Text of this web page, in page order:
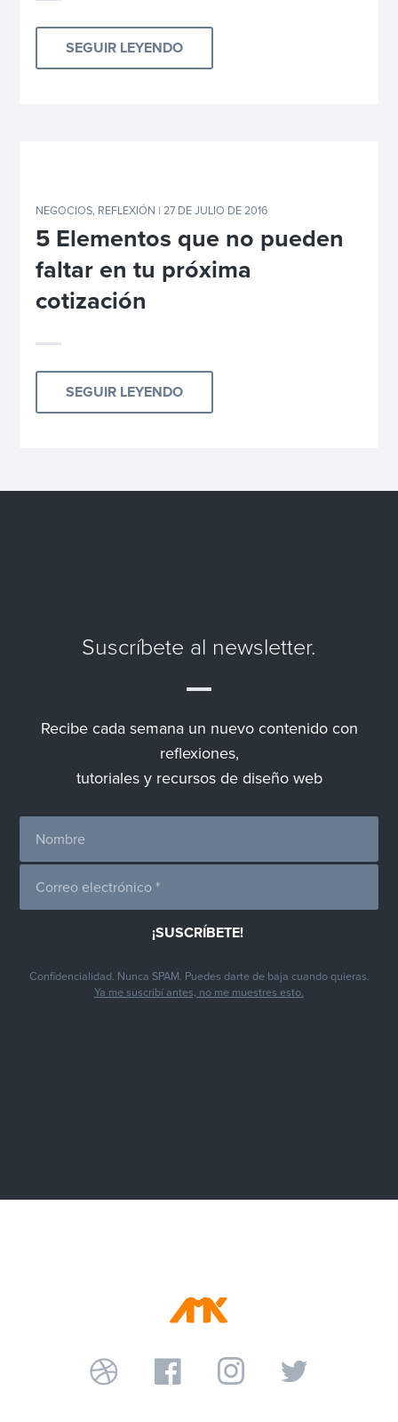
SEGUIR LEYENDO
NEGOCIOS, REFLEXIÓN | 27 DE JULIO DE 2016
5 Elementos que no pueden
faltar en tu próxima
cotización
SEGUIR LEYENDO
Suscríbete al newsletter.
Recibe cada semana un nuevo contenido con
reflexiones,
tutoriales y recursos de diseño web
Confidencialidad. Nunca SPAM. Puedes darte de baja cuando quieras.
Ya me suscribí antes, no me muestres esto.